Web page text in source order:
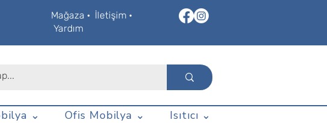
Mağaza · İletişim ·
Yardım
⌄ Ofis Mobilya ⌄ Isıtıcı ⌄